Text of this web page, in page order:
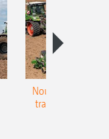
Nouveau semoir
traîné Precea-